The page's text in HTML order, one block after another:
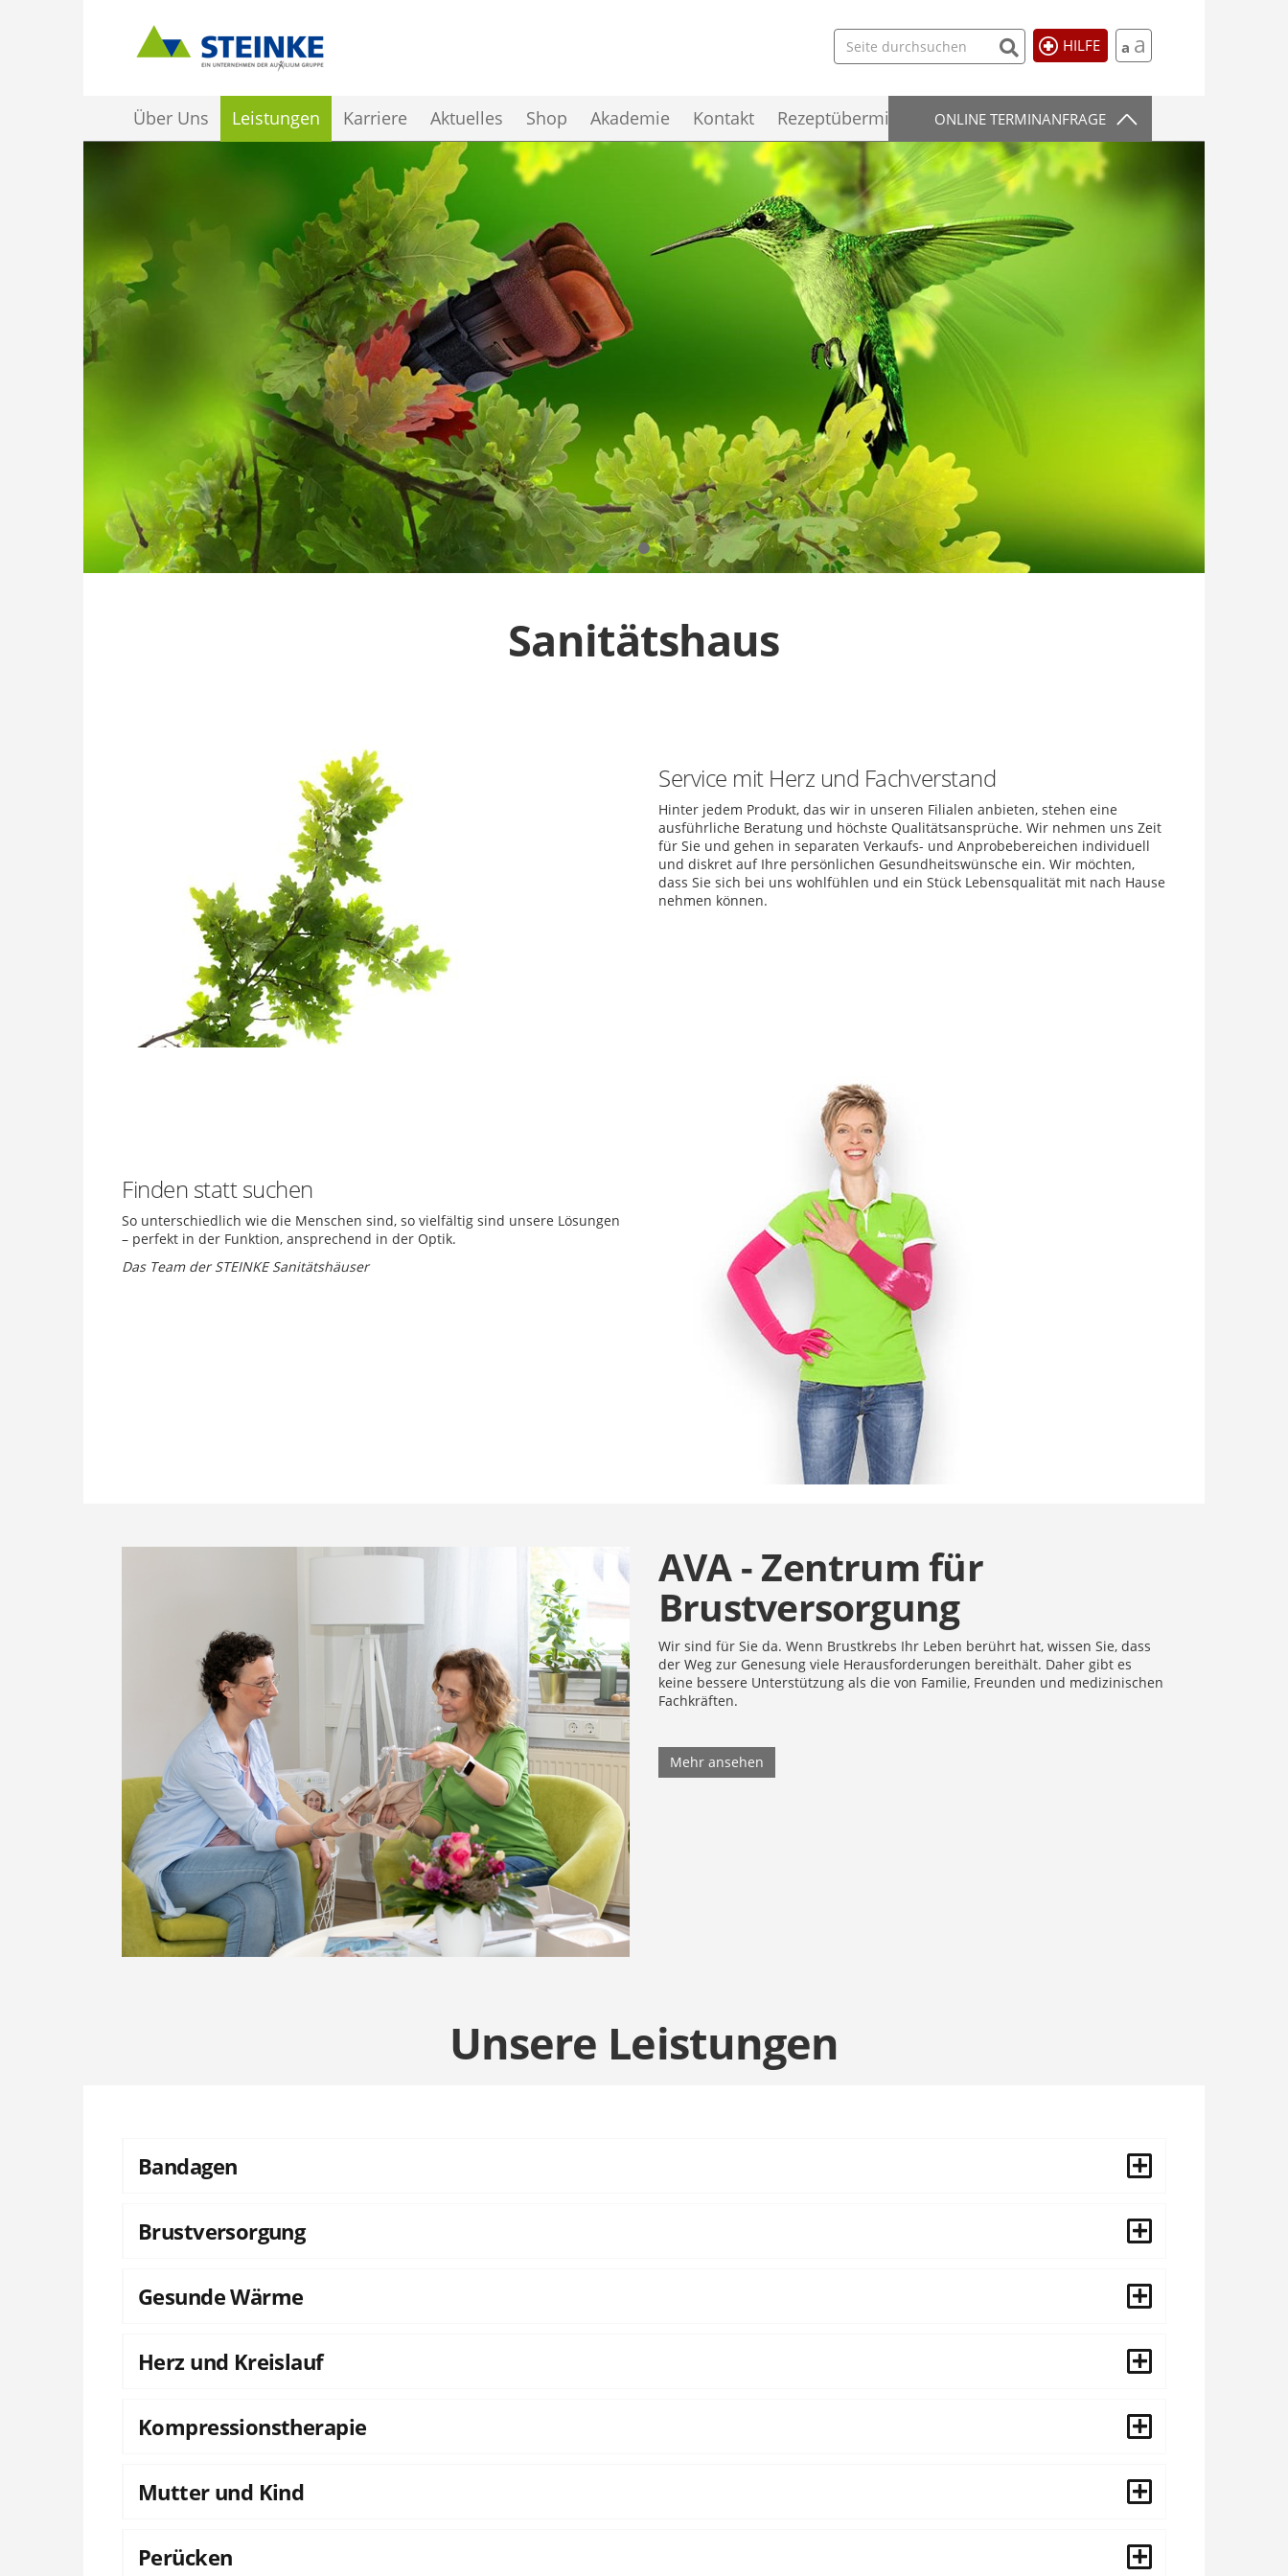
HILFE a a
Über Uns Leistungen Karriere Aktuelles Shop Akademie Kontakt RezeptübermittlungONLINE TERMINANFRAGE
Sanitätshaus​
Service mit Herz und Fachverstand
Hinter jedem Produkt, das wir in unseren Filialen anbieten, stehen eine
ausführliche Beratung und höchste Qualitätsansprüche. Wir nehmen uns Zeit
für Sie und gehen in separaten Verkaufs- und Anprobebereichen individuell
und diskret auf Ihre persönlichen Gesundheitswünsche ein. Wir möchten,
dass Sie sich bei uns wohlfühlen und ein Stück Lebensqualität mit nach Hause
nehmen können.
Finden statt suchen
So unterschiedlich wie die Menschen sind, so vielfältig sind unsere Lösungen
– perfekt in der Funktion, ansprechend in der Optik.
Das Team der STEINKE Sanitätshäuser
AVA - Zentrum für
Brustversorgung
Wir sind für Sie da. Wenn Brustkrebs Ihr Leben berührt hat, wissen Sie, dass
der Weg zur Genesung viele Herausforderungen bereithält. Daher gibt es
keine bessere Unterstützung als die von Familie, Freunden und medizinischen
Fachkräften.
Mehr ansehen
Unsere Leistungen
Bandagen
Brustversorgung
Gesunde Wärme
Herz und Kreislauf
Kompressionstherapie
Mutter und Kind
Perücken